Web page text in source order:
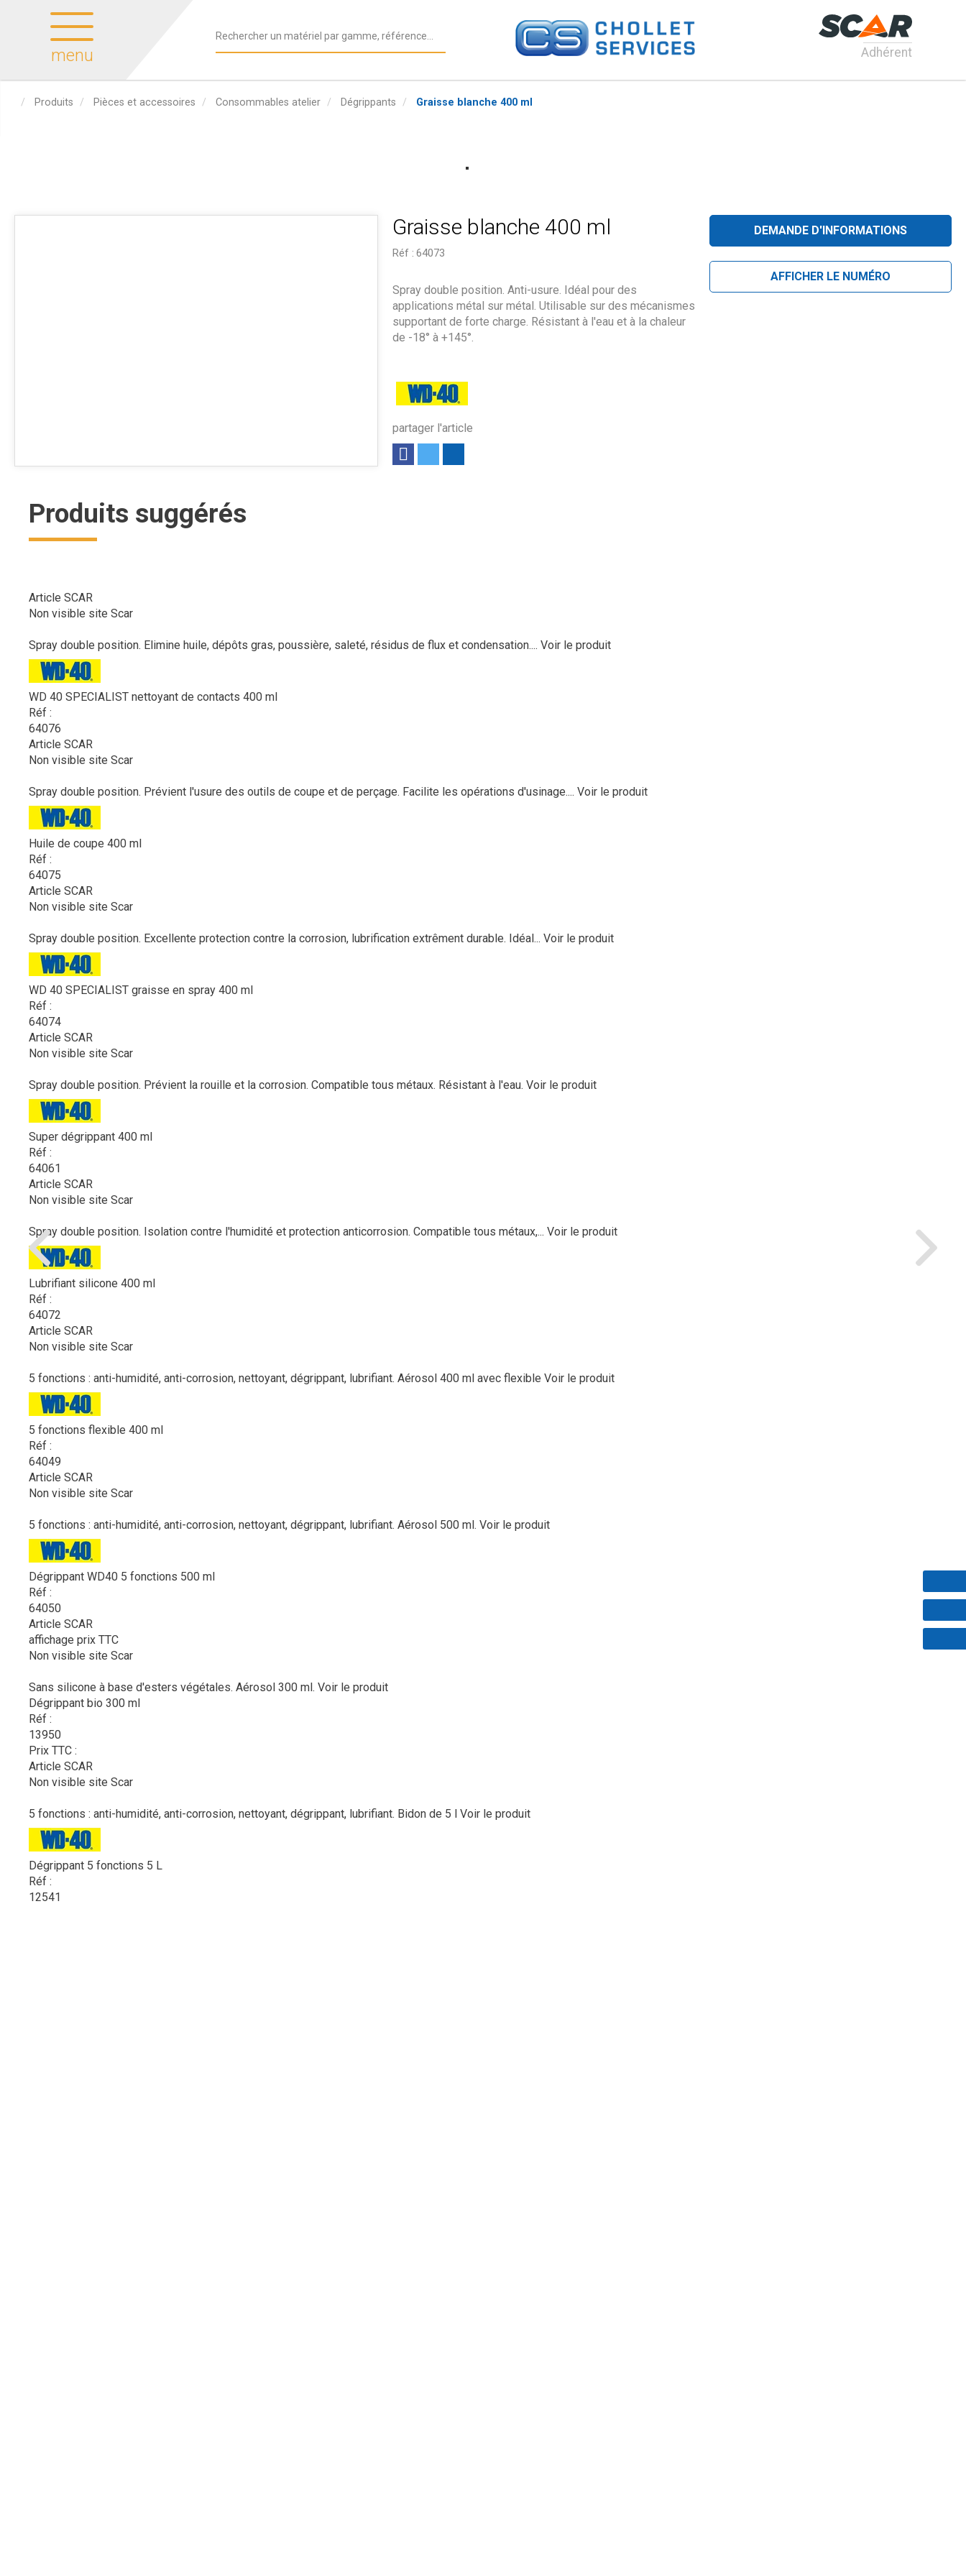
menu Adhérent
Produits Pièces et accessoires Consommables atelier Dégrippants Graisse blanche 400 ml
Graisse blanche 400 ml
Réf : 64073
partager l'article
Spray double position. Anti-usure. Idéal pour des
applications métal sur métal. Utilisable sur des mécanismes
supportant de forte charge. Résistant à l'eau et à la chaleur
de -18° à +145°.
DEMANDE D'INFORMATIONS
AFFICHER LE NUMÉRO
Produits suggérés
Article SCAR
Non visible site Scar
Spray double position. Elimine huile, dépôts gras, poussière, saleté, résidus de flux et condensation.... Voir le produit
WD 40 SPECIALIST nettoyant de contacts 400 ml
Réf :
64076
Article SCAR
Non visible site Scar
Spray double position. Prévient l'usure des outils de coupe et de perçage. Facilite les opérations d'usinage.... Voir le produit
Huile de coupe 400 ml
Réf :
64075
Article SCAR
Non visible site Scar
Spray double position. Excellente protection contre la corrosion, lubrification extrêment durable. Idéal... Voir le produit
WD 40 SPECIALIST graisse en spray 400 ml
Réf :
64074
Article SCAR
Non visible site Scar
Spray double position. Prévient la rouille et la corrosion. Compatible tous métaux. Résistant à l'eau. Voir le produit
Super dégrippant 400 ml
Réf :
64061
Article SCAR
Non visible site Scar
Spray double position. Isolation contre l'humidité et protection anticorrosion. Compatible tous métaux,... Voir le produit
Lubrifiant silicone 400 ml
Réf :
64072
Article SCAR
Non visible site Scar
5 fonctions : anti-humidité, anti-corrosion, nettoyant, dégrippant, lubrifiant. Aérosol 400 ml avec flexible Voir le produit
5 fonctions flexible 400 ml
Réf :
64049
Article SCAR
Non visible site Scar
5 fonctions : anti-humidité, anti-corrosion, nettoyant, dégrippant, lubrifiant. Aérosol 500 ml. Voir le produit
Dégrippant WD40 5 fonctions 500 ml
Réf :
64050
Article SCAR
affichage prix TTC
Non visible site Scar
Sans silicone à base d'esters végétales. Aérosol 300 ml. Voir le produit
Dégrippant bio 300 ml
Réf :
13950
Prix TTC :
Article SCAR
Non visible site Scar
5 fonctions : anti-humidité, anti-corrosion, nettoyant, dégrippant, lubrifiant. Bidon de 5 l Voir le produit
Dégrippant 5 fonctions 5 L
Réf :
12541